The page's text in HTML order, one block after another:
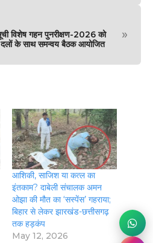
विशेष गहन पुनरीक्षण-2026 को
के साथ समन्वय बैठक आयोजित
»
आशिकी, साजिश या कत्ल का
इंतकाम? दाबेली संचालक अमन
ओझा की मौत का ‘सस्पेंस’ गहराया;
बिहार से लेकर झारखंड-छत्तीसगढ़
तक हड़कंप
May 12, 2026